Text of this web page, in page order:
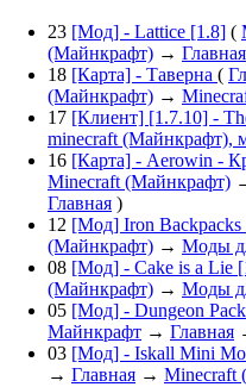
23 [Мод] - Lattice [1.8] (
(Майнкрафт) → Главная
18 [Карта] - Таверна (
(Майнкрафт) →
17 [Клиент] [1.7.10] -
minecraft (Майнкрафт),
16 [Карта] - Aerowin -
Minecraft (Майнкрафт)
Главная )
12 [Мод] Iron
(Майнкрафт) → Моды
08 [Мод] - Cake is a Lie
(Майнкрафт) → Моды
05 [Мод] - Dungeon
Майнкрафт → Главная
03 [Мод] - Iskall Mini
→ Главная → Minecraft